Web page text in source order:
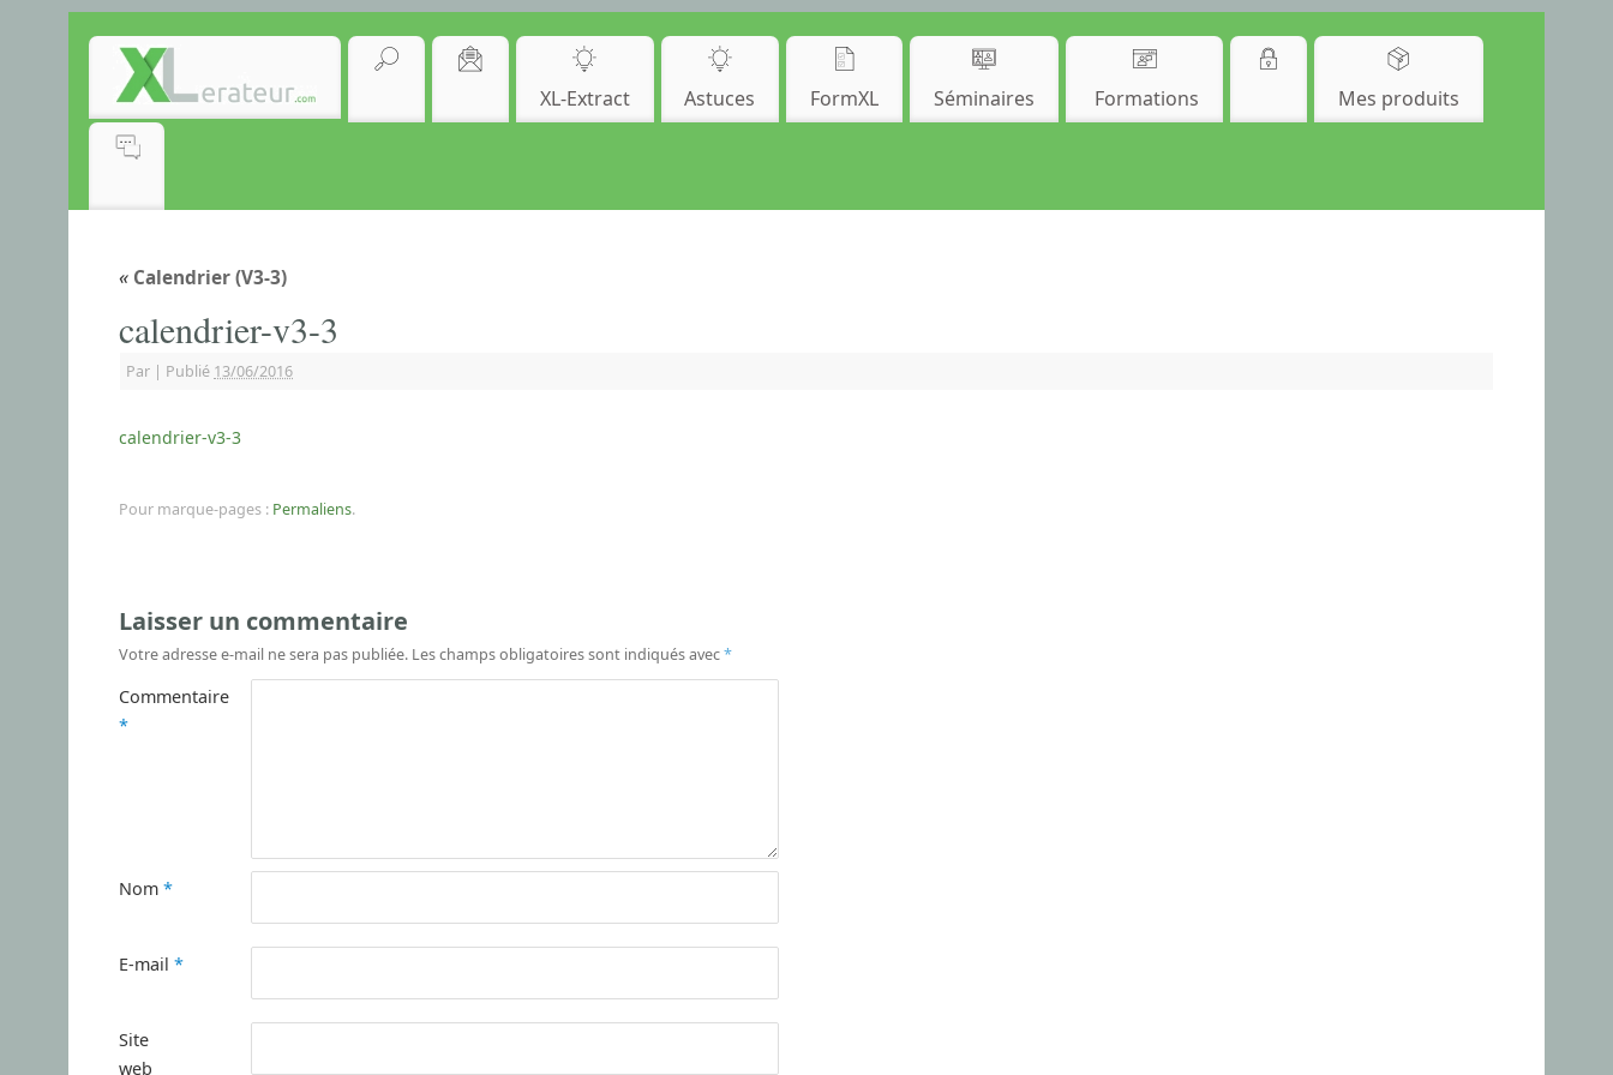
XL-Extract Astuces FormXL Séminaires Formations Mes produits
« Calendrier (V3-3)
calendrier-v3-3
Par | Publié 13/06/2016
calendrier-v3-3
Pour marque-pages : Permaliens.
Laisser un commentaire
Votre adresse e-mail ne sera pas publiée. Les champs obligatoires sont indiqués avec*
Commentaire
*
Nom *
E-mail *
Site
web